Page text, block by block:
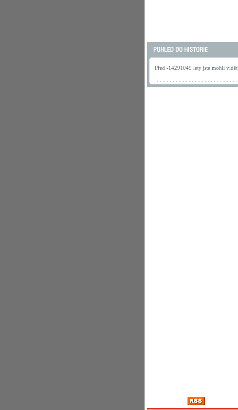
Před -14291049 lety jste mohli vidět